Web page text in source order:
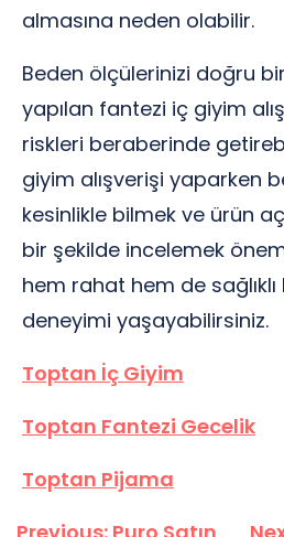
almasına neden olabilir.
Beden ölçülerinizi doğru
yapılan fantezi iç giyim
riskleri beraberinde
giyim alışverişi yaparken
kesinlikle bilmek ve ürün
bir şekilde incelemek
hem rahat hem de
deneyimi yaşayabilirsiniz.
Toptan İç Giyim
Toptan Fantezi Gecelik
Toptan Pijama
Yazı